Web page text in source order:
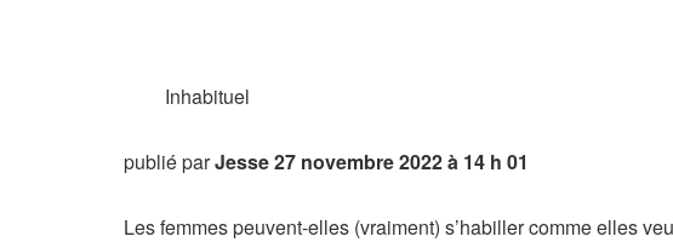
Inhabituel
publié parJesse27 novembre 2022 à 14 h 01
Les femmes peuvent-elles (vraiment) s’habiller comme elles